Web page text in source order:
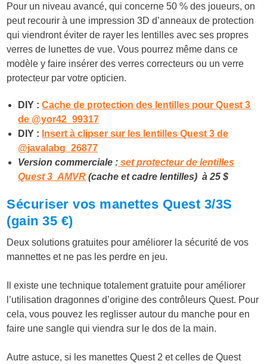
Pour un niveau avancé, qui concerne 50 % des joueurs, on
peut recourir à une impression 3D d’anneaux de protection
qui viendront éviter de rayer les lentilles avec ses propres
verres de lunettes de vue. Vous pourrez même dans ce
modèle y faire insérer des verres correcteurs ou un verre
protecteur par votre opticien.
DIY :Cache de protection des lentilles pour Quest 3
de @yor42_99317
DIY : Insert à clipser sur les lentilles Quest 3 de
@javalabg_26877
Version commerciale : set protecteur de lentilles
Quest 3AMVR (cache et cadre lentilles) à 25 $
Sécuriser vos manettes Quest 3/3S
(gain 35 €)
Deux solutions gratuites pour améliorer la sécurité de vos
mannettes et ne pas les perdre en jeu.
Il existe une technique totalement gratuite pour améliorer
l’utilisation dragonnes d’origine des contrôleurs Quest. Pour
cela, vous pouvez les reglisser autour du manche pour en
faire une sangle qui viendra sur le dos de la main.
Autre astuce, si les manettes Quest 2 et celles de Quest